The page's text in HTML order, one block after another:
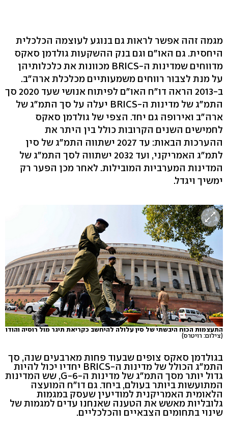
מגמה זהה אפשר לראות גם בנוגע לעוצמה הכלכלית
היחסית. גם האו"ם וגם בנק ההשקעות גולדמן סאקס
מדווחים שמדינות ה-BRICS מכוונות את כלכלותיהן
על מנת לצבור רווחים משמעותיים מכלכלת ארה"ב.
ב-2013 הראה דו"ח האו"ם לפיתוח אנושי שעד 2020 סך
התמ"ג של מדינות ה-BRICS יעלה על סך התמ"ג של
ארה"ב ואירופה גם יחד. הצפי של גולדמן סאקס
לחמישים השנים הקרובות כולל בין היתר את
ההערכות הבאות: עד 2027 ישתווה התמ"ג של סין
לתמ"ג האמריקני, ועד 2032 ישתווה לסך התמ"ג של
המדינות המערביות המובילות. לאחר מכן הפער רק
ימשיך ויגדל.
התעצמות הכוח היבשתי של סין עלולה להיחשב כקריאת תיגר מול רוסיה והודו
(צילום: רויטרס)
בגולדמן סאקס צופים שבעוד פחות מארבעים שנה, סך
התמ"ג הכולל של מדינות ה-BRICS יחדיו יכול להיות
גדול יותר מסך התמ"ג של מדינות ה-G-6, שש המדינות
המתועשות ביותר בעולם, ביחד. גם דו"ח המועצה
הלאומית האמריקנית למודיעין שעסק במגמות
גלובליות מאשש את הטענה שאנחנו עדים למגמות של
שינוי בתחומים הצבאיים והכלכליים.